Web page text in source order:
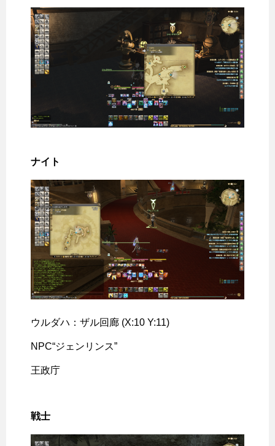
ナイト
ウルダハ：ザル回廊 (X:10 Y:11)
NPC“ジェンリンス”
王政庁
戦士